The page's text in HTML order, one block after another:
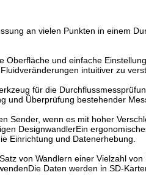
an vielen Punkten in einem
Oberfläche und einfache
intuitiver zu
für die
und Überprüfung bestehender
Sender, wenn es mit hoher
DesignwandlerEin
Einrichtung und Datenerhebung.
von Wandlern einer Vielzahl
Daten werden in SD-